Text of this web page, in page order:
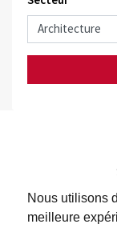
Nous utilisons
meilleure